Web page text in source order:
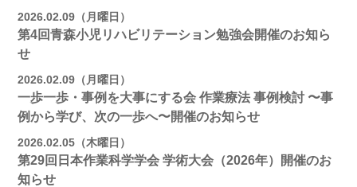
2026.02.09（月曜日）
第4回青森小児リハビリテーション勉強会開催のお知ら
せ
2026.02.09（月曜日）
一歩一歩・事例を大事にする会 作業療法 事例検討 〜事
例から学び、次の一歩へ〜開催のお知らせ
2026.02.05（木曜日）
第29回日本作業科学学会 学術大会（2026年）開催のお
知らせ